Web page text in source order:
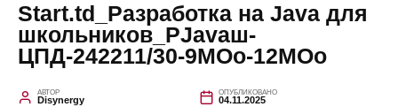
Start.td_Разработка на Java для
школьников_РJavaш-
ЦПД-242211/30-9МОо-12МОо
АВТОР
Disynergy
ОПУБЛИКОВАНО
04.11.2025